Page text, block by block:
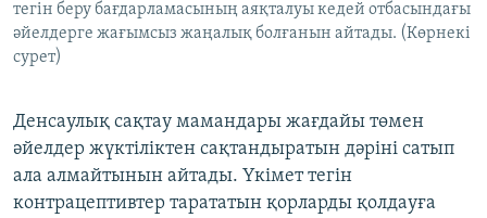
тегін беру бағдарламасының аяқталуы кедей отбасындағы
әйелдерге жағымсыз жаңалық болғанын айтады. (Көрнекі
сурет)
Денсаулық сақтау мамандары жағдайы төмен
әйелдер жүктіліктен сақтандыратын дәріні сатып
ала алмайтынын айтады. Үкімет тегін
контрацептивтер тарататын қорларды қолдауға